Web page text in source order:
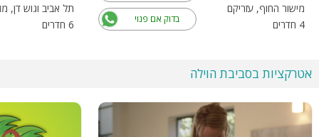
מישור החוף, עזריקם
4 חדרים
בדוק אם פנוי 6 חדרים
אטרקציות בסביבת הוילה